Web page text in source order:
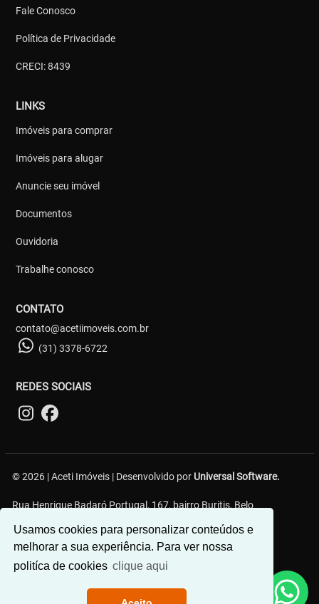
Usamos cookies para personalizar conteúdos e
melhorar a sua experiência. Para ver nossa
politíca de cookies clique aqui
Fale Conosco
Política de Privacidade
CRECI: 8439
LINKS
Imóveis para comprar
Imóveis para alugar
Anuncie seu imóvel
Documentos
Ouvidoria
Trabalhe conosco
CONTATO
contato@acetiimoveis.com.br
(31) 3378-6722
REDES SOCIAIS
© 2026 | Aceti Imóveis | Desenvolvido por Universal Software.
Rua Henrique Badaró Portugal, 167, bairro Buritis, Belo